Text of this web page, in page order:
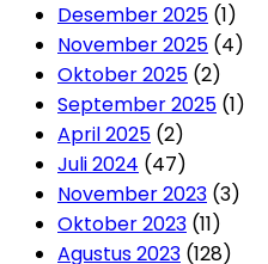
Desember 2025 (1)
November 2025 (4)
Oktober 2025 (2)
September 2025 (1)
April 2025 (2)
Juli 2024 (47)
November 2023 (3)
Oktober 2023 (11)
Agustus 2023 (128)